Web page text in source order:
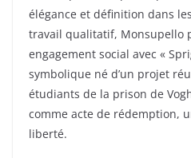
élégance et définition dans
travail qualitatif, Monsupello
engagement social avec «
symbolique né d’un projet
étudiants de la prison de
comme acte de rédemption,
liberté.